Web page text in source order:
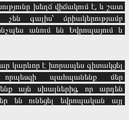
խեղճ վիճակում է, և շատ
չեն գալիս՝ ձրիակերությամբ
անում են Եվրոպայում և
կարևոր է խորապես գիտակցել
որպեսզի պահպանենք մեր
այն սխալներից, որ արդեն
են ունեցել եվրոպական այլ